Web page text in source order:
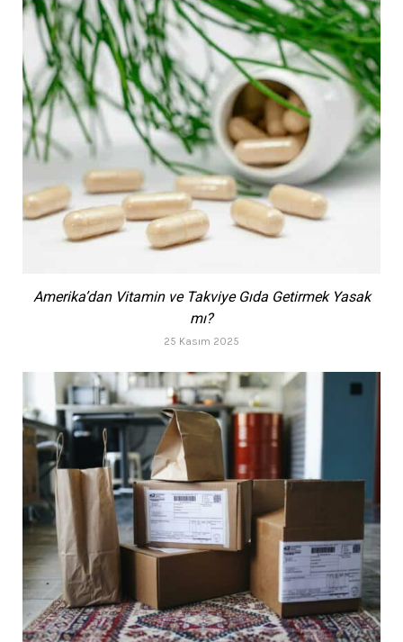
Amerika’dan Vitamin ve Takviye Gıda Getirmek Yasak
mı?
25 Kasım 2025